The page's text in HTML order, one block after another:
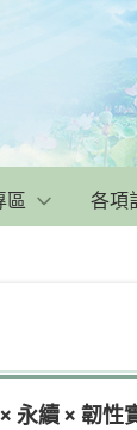
區 各項
永續 × 韌性